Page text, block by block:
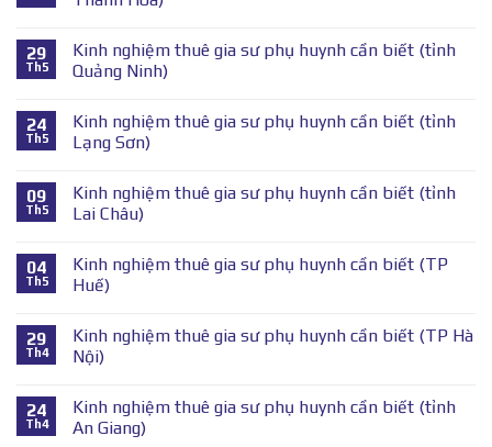
29
Th5
Kinh nghiệm thuê gia sư phụ huynh cần biết (tỉnh
Quảng Ninh)
24
Th5
Kinh nghiệm thuê gia sư phụ huynh cần biết (tỉnh
Lạng Sơn)
09
Th5
Kinh nghiệm thuê gia sư phụ huynh cần biết (tỉnh
Lai Châu)
04
Th5
Kinh nghiệm thuê gia sư phụ huynh cần biết (TP
Huế)
29
Th4
Kinh nghiệm thuê gia sư phụ huynh cần biết (TP Hà
Nội)
24
Th4
Kinh nghiệm thuê gia sư phụ huynh cần biết (tỉnh
An Giang)